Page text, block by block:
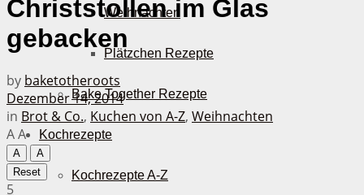
Weihnachten
Plätzchen Rezepte
Bake Together Rezepte
Kochrezepte
Kochrezepte A-Z
Christstollen im Glas
gebacken
by baketotheroots
Dezember 14, 2014
in Brot & Co., Kuchen von A-Z, Weihnachten
AA
A
A
Reset
5